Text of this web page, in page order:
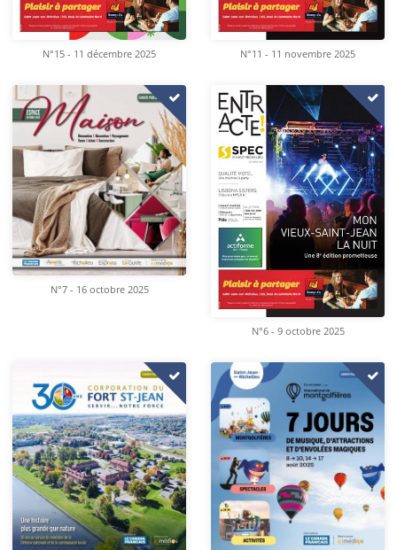
N°15 - 11 décembre 2025 N°11 - 11 novembre 2025
N°7 - 16 octobre 2025
N°6 - 9 octobre 2025